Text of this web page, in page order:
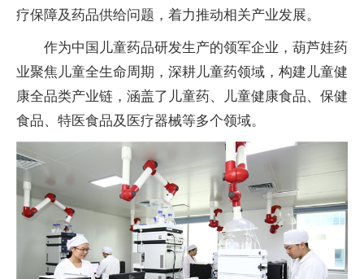
疗保障及药品供给问题，着力推动相关产业发展。
作为中国儿童药品研发生产的领军企业，葫芦娃药
业聚焦儿童全生命周期，深耕儿童药领域，构建儿童健
康全品类产业链，涵盖了儿童药、儿童健康食品、保健
食品、特医食品及医疗器械等多个领域。